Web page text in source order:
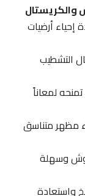
أرضيات
لمعاناً
متناسق
وسهلة